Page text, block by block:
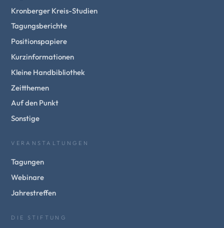
Kronberger Kreis-Studien
Tagungsberichte
Positionspapiere
Kurzinformationen
Kleine Handbibliothek
Zeitthemen
Auf den Punkt
Sonstige
VERANSTALTUNGEN
Tagungen
Webinare
Jahrestreffen
DIE STIFTUNG